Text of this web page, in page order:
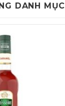
DANH MỤC